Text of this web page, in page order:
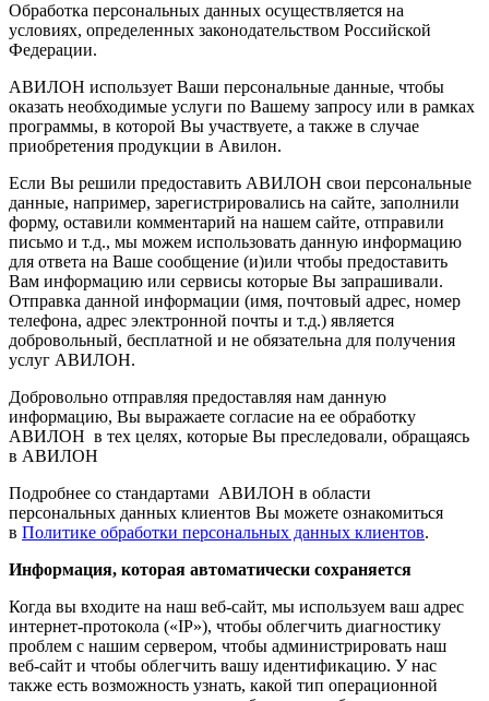
Обработка персональных данных осуществляется на
условиях, определенных законодательством Российской
Федерации.
АВИЛОН использует Ваши персональные данные, чтобы
оказать необходимые услуги по Вашему запросу или в рамках
программы, в которой Вы участвуете, а также в случае
приобретения продукции в Авилон.
Если Вы решили предоставить АВИЛОН свои персональные
данные, например, зарегистрировались на сайте, заполнили
форму, оставили комментарий на нашем сайте, отправили
письмо и т.д., мы можем использовать данную информацию
для ответа на Ваше сообщение (и)или чтобы предоставить
Вам информацию или сервисы которые Вы запрашивали.
Отправка данной информации (имя, почтовый адрес, номер
телефона, адрес электронной почты и т.д.) является
добровольный, бесплатной и не обязательна для получения
услуг АВИЛОН.
Добровольно отправляя предоставляя нам данную
информацию, Вы выражаете согласие на ее обработку
АВИЛОН в тех целях, которые Вы преследовали, обращаясь
в АВИЛОН
Подробнее со стандартами АВИЛОН в области
персональных данных клиентов Вы можете ознакомиться
в Политике обработки персональных данных клиентов.
Информация, которая автоматически сохраняется
Когда вы входите на наш веб-сайт, мы используем ваш адрес
интернет-протокола («IP»), чтобы облегчить диагностику
проблем с нашим сервером, чтобы администрировать наш
веб-сайт и чтобы облегчить вашу идентификацию. У нас
также есть возможность узнать, какой тип операционной